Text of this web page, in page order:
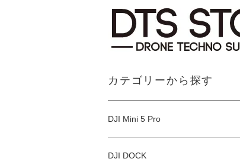
カテゴリーから探す
DJI Mini 5 Pro
DJI DOCK